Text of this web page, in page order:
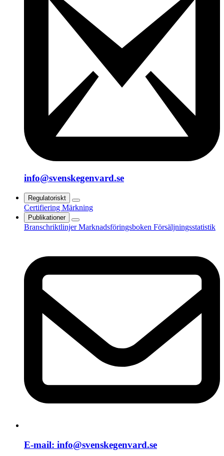
info@svenskegenvard.se
Regulatoriskt
Certifiering Märkning
Publikationer
BranschriktlinjerMarknadsföringsboken Försäljningsstatistik
E-mail: info@svenskegenvard.se